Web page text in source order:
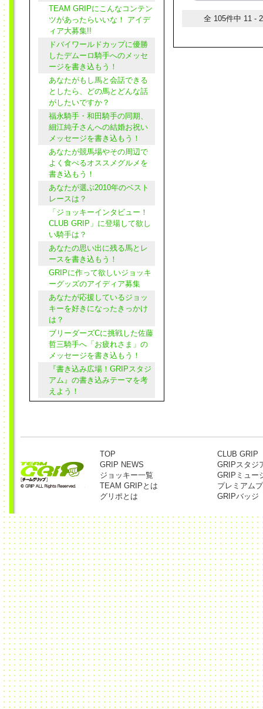
TEAM GRIPにこんなコンテン
ツがあったらいいな！ アイデ
ィア大募集!!
ドバイワールドカップに優勝
したデムーロ騎手へのメッセ
ージを書き込もう！
あなたがもし馬と会話できる
としたら、どの馬とどんな話
がしたいですか？
福永騎手・和田騎手の同期、
細江純子さんへの結婚お祝い
メッセージを書き込もう！
あなたが競馬場やその周辺で
よく食べるオススメグルメを
書き込もう！
あなたが選ぶ2010年のベスト
レースは？
「ジョッキーインタビュー！
CLUB GRIP」に登場して欲し
い騎手は？
あなたの思い出に残る馬とレ
ースを書き込もう！
GRIPに作って欲しいジョッキ
ーグッズのアイディア募集
あなたが応援しているジョッ
キーを好きになったきっかけ
は？
ブリーダーズCに挑戦した佐藤
哲三騎手へ「お疲れさま」の
メッセージを書き込もう！
『書き込み広場！GRIPスタジ
アム』の書き込みテーマを考
えよう！
全 105件中 11 -
TOP
GRIP NEWS
ジョッキー一覧
TEAM GRIPとは
グリポとは
CLUB GRIP
GRIPスタジ
GRIPミュー
プレミアム
GRIPバッジ